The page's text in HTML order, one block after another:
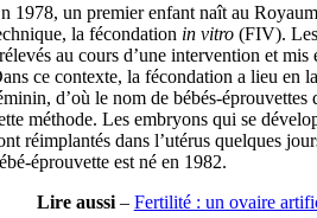
1978, un premier enfant naît au
la fécondation in vitro(FIV). Les
au cours d’une intervention et mis
ce contexte, la fécondation a lieu en
d’où le nom de bébés-éprouvettes
méthode. Les embryons qui se
réimplantés dans l’utérus quelques
éprouvette est né en 1982.
Lire aussi– Fertilité : un ovaire